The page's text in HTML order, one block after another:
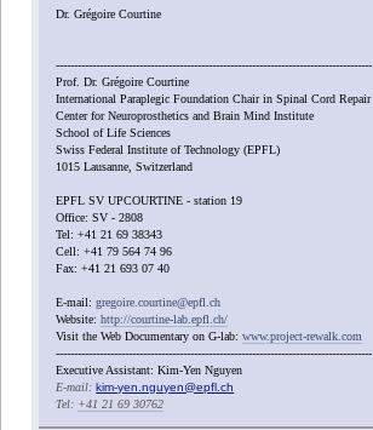
Dr. Grégoire Courtine
---------------------------------------------------------------------------------------
Prof. Dr. Grégoire Courtine
International Paraplegic Foundation Chair in Spinal Cord Repair
Center for Neuroprosthetics and Brain Mind Institute
School of Life Sciences
Swiss Federal Institute of Technology (EPFL)
1015 Lausanne, Switzerland
EPFL SV UPCOURTINE - station 19
Office: SV - 2808
Tel: +41 21 69 38343
Cell: +41 79 564 74 96
Fax: +41 21 693 07 40
E-mail:gregoire.courtine@epfl.ch
Website:http://courtine-lab.epfl.ch/
Visit the Web Documentary on G-lab:www.project-rewalk.com
---------------------------------------------------------------------------------------
Executive Assistant: Kim-Yen Nguyen
E-mail: kim-yen.nguyen@epfl.ch
Tel: +41 21 69 30762